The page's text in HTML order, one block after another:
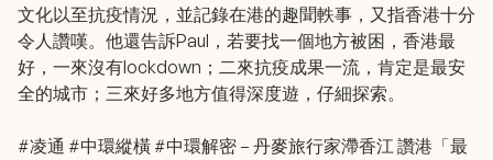
文化以至抗疫情況，並記錄在港的趣聞軼事，又指香港十分
令人讚嘆。他還告訴Paul，若要找一個地方被困，香港最
好，一來沒有lockdown；二來抗疫成果一流，肯定是最安
全的城市；三來好多地方值得深度遊，仔細探索。
#凌通 #中環縱橫 #中環解密 – 丹麥旅行家滯香江 讚港「最